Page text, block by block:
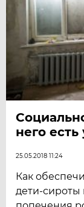
него есть
25.05.2018 11:24
Как
дети-сироты